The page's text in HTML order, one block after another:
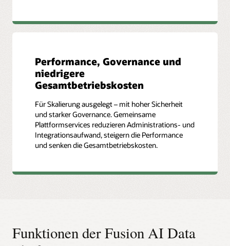
Performance, Governance und
niedrigere
Gesamtbetriebskosten
Für Skalierung ausgelegt – mit hoher Sicherheit
und starker Governance. Gemeinsame
Plattformservices reduzieren Administrations- und
Integrationsaufwand, steigern die Performance
und senken die Gesamtbetriebskosten.
Funktionen der Fusion AI Data